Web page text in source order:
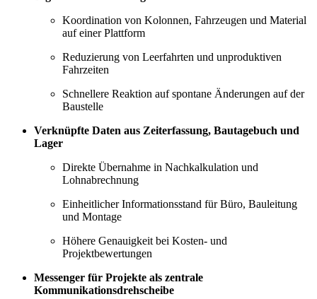
Koordination von Kolonnen, Fahrzeugen und Material
auf einer Plattform
Reduzierung von Leerfahrten und unproduktiven
Fahrzeiten
Schnellere Reaktion auf spontane Änderungen auf der
Baustelle
Verknüpfte Daten aus Zeiterfassung, Bautagebuch und
Lager
Direkte Übernahme in Nachkalkulation und
Lohnabrechnung
Einheitlicher Informationsstand für Büro, Bauleitung
und Montage
Höhere Genauigkeit bei Kosten- und
Projektbewertungen
Messenger für Projekte als zentrale
Kommunikationsdrehscheibe